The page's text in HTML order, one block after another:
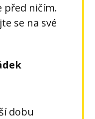
před ničím.
se na své
dobu